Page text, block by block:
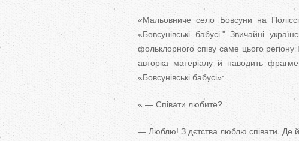
«Мальовниче село Бовсуни на
«Бовсунівські бабусі." Звичайні
фольклорного співу саме цього
авторка матеріалу й наводить
«Бовсунівські бабусі»:
« — Співати любите?
— Люблю! З дєтства люблю співати. Де